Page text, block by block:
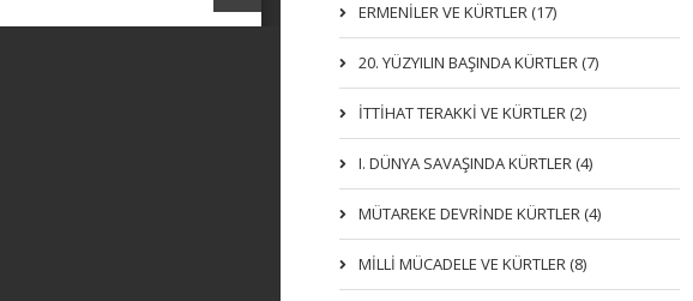
ERMENİLER VE KÜRTLER (17)
20. YÜZYILIN BAŞINDA KÜRTLER (7)
İTTIHAT TERAKKI VE KÜRTLER (2)
I. DÜNYA SAVAŞINDA KÜRTLER (4)
MÜTAREKE DEVRİNDE KÜRTLER (4)
MİLLİ MÜCADELE VE KÜRTLER (8)